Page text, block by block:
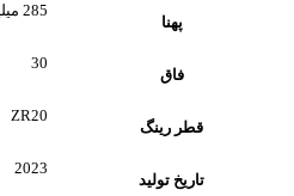
پهنا
285 میلیمتر
فاق
30
قطر رینگ
ZR20
تاریخ تولید
2023